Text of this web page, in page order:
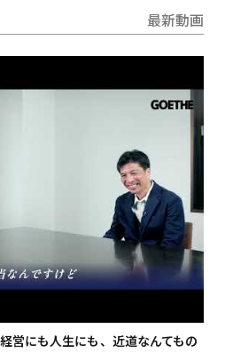
最新動画
営にも人生にも、近道なんてもの